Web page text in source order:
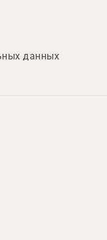
данных